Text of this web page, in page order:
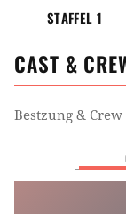
STAFFEL 1
CAST &
Bestzung &